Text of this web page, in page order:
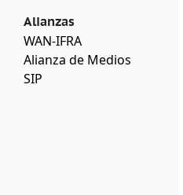
Alianzas
WAN-IFRA
Alianza de Medios
SIP